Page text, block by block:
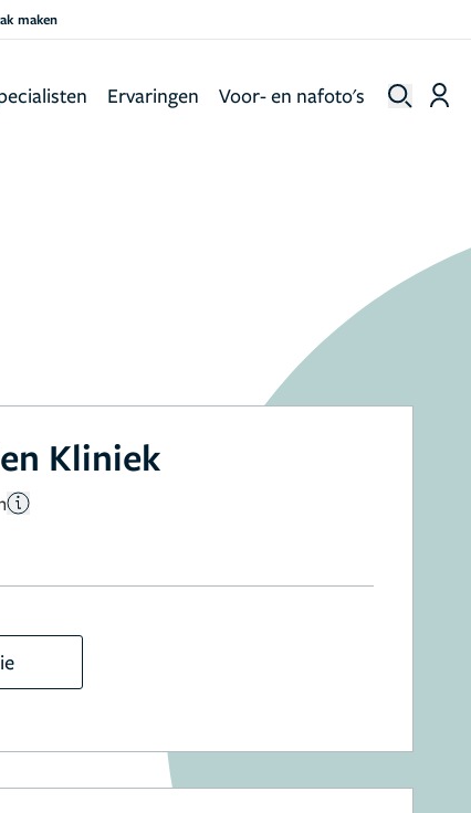
maken
Ervaringen Voor- en nafoto's
Kliniek